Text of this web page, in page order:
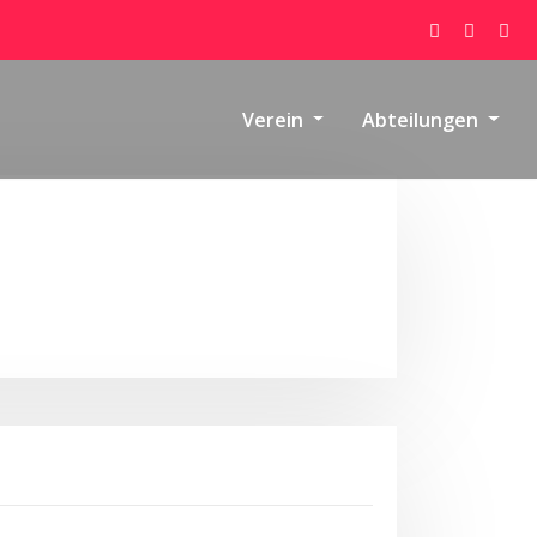
Verein Abteilungen